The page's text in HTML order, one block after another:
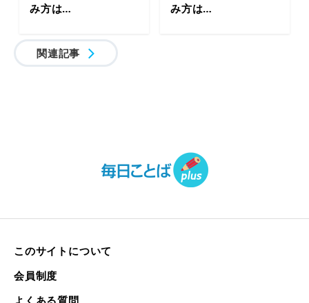
み方は…
み方は…
関連記事
このサイトについて
会員制度